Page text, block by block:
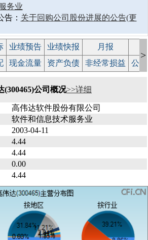
务业
告： 关于回购公司股份进展的公告(更
业绩预告 业绩快报 月报
现金流量 资产负债 非经常损益 公
>
(300465)公司概况>>详细
高伟达软件股份有限公司
软件和信息技术服务业
2003-04-11
4.44
4.44
0.00
4.44